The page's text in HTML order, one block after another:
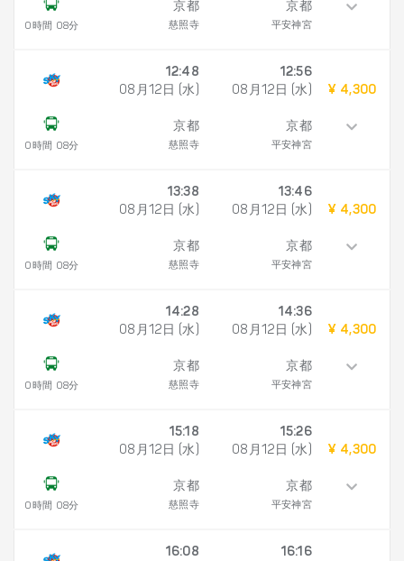
0時間 08分
京都
慈照寺
京都
平安神宮
0時間 08分
12:48
08月12日 (水)
京都
慈照寺
12:56
08月12日 (水)
京都
平安神宮
¥ 4,300
0時間 08分
13:38
08月12日 (水)
京都
慈照寺
13:46
08月12日 (水)
京都
平安神宮
¥ 4,300
0時間 08分
14:28
08月12日 (水)
京都
慈照寺
14:36
08月12日 (水)
京都
平安神宮
¥ 4,300
0時間 08分
15:18
08月12日 (水)
京都
慈照寺
15:26
08月12日 (水)
京都
平安神宮
¥ 4,300
16:08
16:16